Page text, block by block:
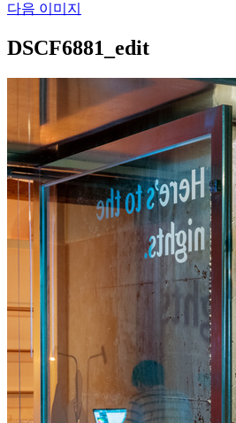
다음 이미지
DSCF6881_edit